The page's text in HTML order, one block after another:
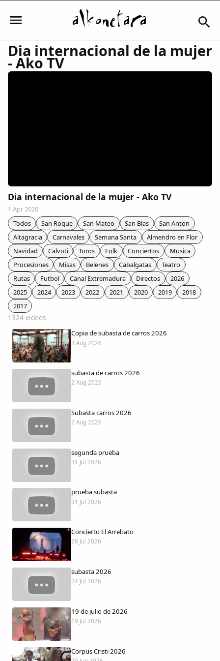
Iniciar sesión
Comunidad
Colaboradores
AlkoTV
Biblioteca
Periódico Alconétar
Foros
Idiosincrasia
Diccionario
Traductor
Dichos
Cancionero Local
Apodos
Peñas
La palra
Modo oscuro
Dia internacional de la mujer
- Ako TV
Dia internacional de la mujer - Ako TV
1 Apr 2020
Todos
San Roque San Mateo San Blas
San Anton
Altagracia
Carnavales Semana Santa
Almendro en Flor
Navidad
Calvoti Toros Folk Conciertos
Musica
Procesiones
Misas Belenes Cabalgatas
Teatro
Rutas
Futbol Canal Extremadura Directos
2026
2025
2024 2023 2022 2021 2020 2019
2018
2017
1324 videos
Copia de subasta de carros 2026
3 Aug 2026
subasta de carros 2026
2 Aug 2026
Subasta carros 2026
2 Aug 2026
segunda prueba
31 Jul 2026
prueba subasta
31 Jul 2026
Concierto El Arrebato
28 Jul 2026
subasta 2026
24 Jul 2026
19 de julio de 2026
19 Jul 2026
Corpus Cristi 2026